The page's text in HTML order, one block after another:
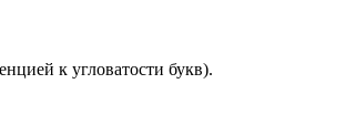
к угловатости букв).